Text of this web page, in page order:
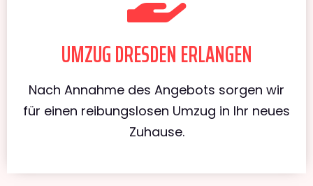
UMZUG DRESDEN ERLANGEN
Nach Annahme des Angebots sorgen wir
für einen reibungslosen Umzug in Ihr neues
Zuhause.